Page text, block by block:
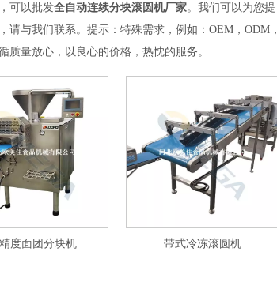
可以批发全自动连续分块滚圆机厂家。我们可以为您提
请与我们联系。提示：特殊需求，例如：OEM，ODM，
量放心，以良心的价格，热忱的服务。
度面团分块机 带式冷冻滚圆机